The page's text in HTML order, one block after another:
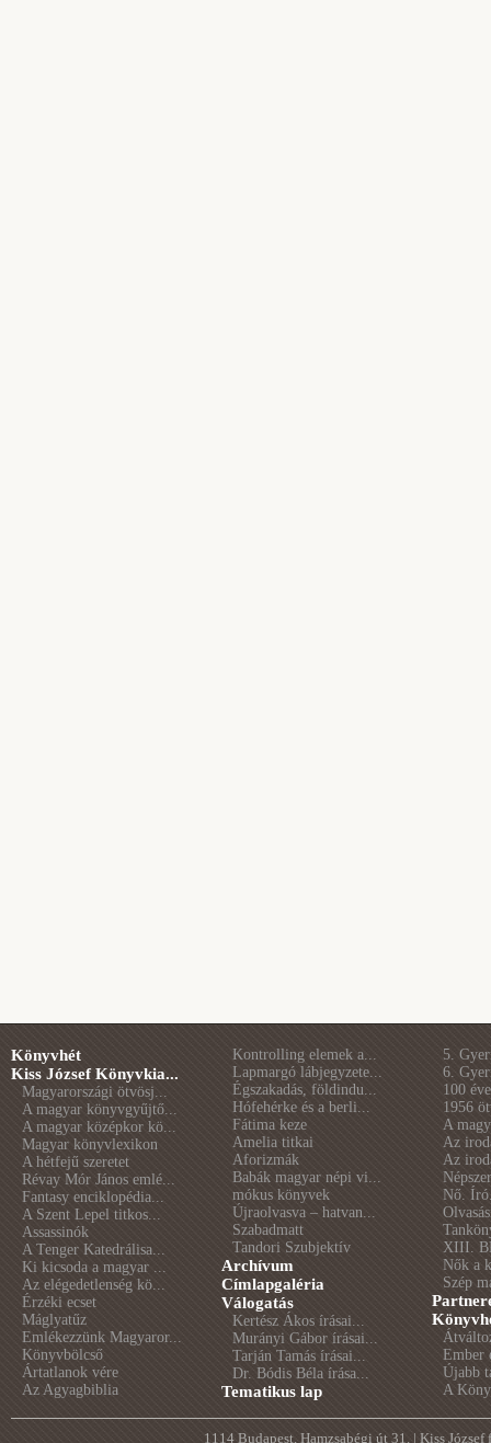
Könyvhét
Kiss József Könyvkia...
Magyarországi ötvösj...
A magyar könyvgyűjtő...
A magyar középkor kö...
Magyar könyvlexikon
A hétfejű szeretet
Révay Mór János emlé...
Fantasy enciklopédia...
A Szent Lepel titkos...
Assassinók
A Tenger Katedrálisa...
Ki kicsoda a magyar ...
Az elégedetlenség kö...
Érzéki ecset
Máglyatűz
Emlékezzünk Magyaror...
Könyvbölcső
Ártatlanok vére
Az Agyagbiblia
Kontrolling elemek a...
Lapmargó lábjegyzete...
Égszakadás, földindu...
Hófehérke és a berli...
Fátima keze
Amelia titkai
Aforizmák
Babák magyar népi vi...
mókus könyvek
Újraolvasva – hatvan...
Szabadmatt
Tandori Szubjektív
Archívum
Címlapgaléria
Válogatás
Kertész Ákos írásai...
Murányi Gábor írásai...
Tarján Tamás írásai...
Dr. Bódis Béla írása...
Tematikus lap
5.
6.
100
1956
A
Az
Az
Nő.
XIII.
Nők a
Szép
Ember
Újabb
A
1114 Budapest, Hamzsabégi út 31. | Kiss